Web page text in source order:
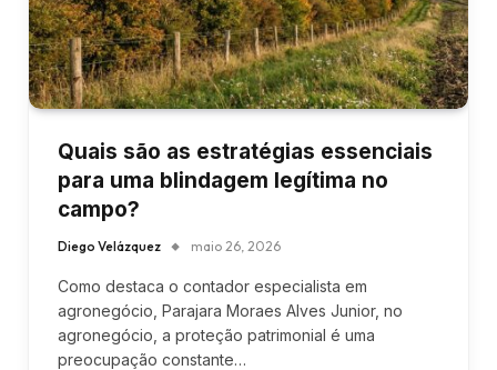
Quais são as estratégias essenciais
para uma blindagem legítima no
campo?
Diego Velázquez maio 26, 2026
Como destaca o contador especialista em
agronegócio, Parajara Moraes Alves Junior, no
agronegócio, a proteção patrimonial é uma
preocupação constante…